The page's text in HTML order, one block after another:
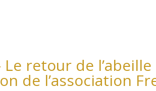
Le retour de
de l’association